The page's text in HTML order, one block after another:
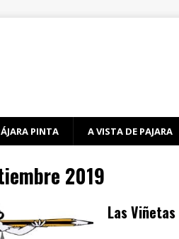
PINTA A VISTA DE PAJARA
2019
Las